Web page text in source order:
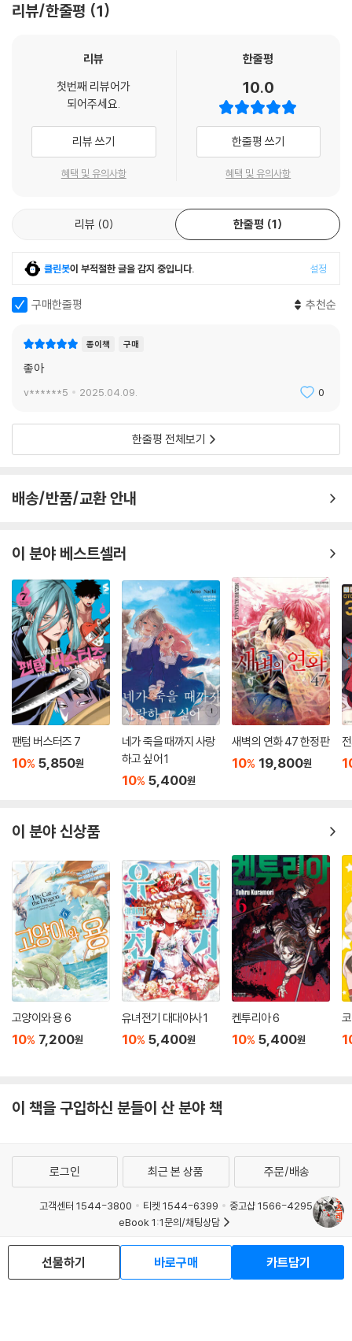
리뷰/한줄평 1
리뷰
첫번째 리뷰어가
되어주세요.
리뷰 쓰기
혜택 및 유의사항
한줄평
10.0
한줄평 쓰기
혜택 및 유의사항
리뷰 0 한줄평 1
클린봇이 부적절한 글을 감지 중입니다. 설정
구매한줄평 추천순
종이책 구매
좋아
v******5 2025.04.09. 0
한줄평 전체보기
배송/반품/교환 안내
이 분야 베스트셀러
팬텀 버스터즈 7
10% 5,850원
네가 죽을 때까지 사랑
하고 싶어 1
10% 5,400원
새벽의 연화 47 한정판
10% 19,800원
이 분야 신상품
고양이와 용 6
10% 7,200원
유녀전기 대대야사 1
10% 5,400원
켄투리아 6
10% 5,400원
이 책을 구입하신 분들이 산 분야 책
선물하기 바로구매 카트담기
로그인 최근 본 상품 주문/배송
고객센터 1544-3800 티켓 1544-6399
중고샵 1566-4295
eBook 1:1문의/채팅상담
예스이십사(주) 사업자 정보
이용약관
개인정보처리방침
청소년보호정책